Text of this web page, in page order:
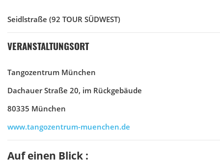
Seidlstraße (92 TOUR SÜDWEST)
VERANSTALTUNGSORT
Tangozentrum München
Dachauer Straße 20, im Rückgebäude
80335 München
www.tangozentrum-muenchen.de
Auf einen Blick :